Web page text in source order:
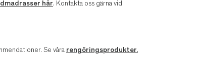
här. Kontakta oss gärna vid
Se våra rengöringsprodukter.